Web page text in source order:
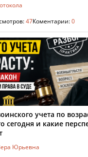
47Коментарии:0
учета по
сегодня и какие
Юрьевна